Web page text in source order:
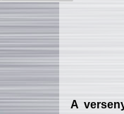
A